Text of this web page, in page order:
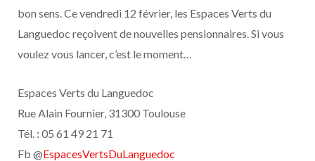
bon sens. Ce vendredi 12 février, les Espaces Verts du
Languedoc reçoivent de nouvelles pensionnaires. Si vous
voulez vous lancer, c’est le moment…
Espaces Verts du Languedoc
Rue Alain Fournier, 31300 Toulouse
Tél. : 05 61 49 21 71
Fb @EspacesVertsDuLanguedoc